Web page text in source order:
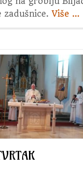
zadušnice. Više …